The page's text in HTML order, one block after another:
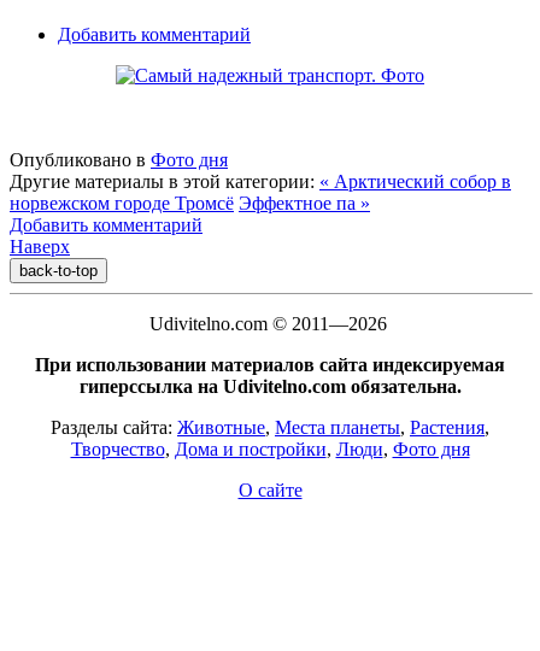
Добавить комментарий
Опубликовано в Фото дня
Другие материалы в этой категории: « Арктический собор в
норвежском городе Тромсё Эффектное па »
Добавить комментарий
Наверх
back-to-top
Udivitelno.com © 2011—2026
При использовании материалов сайта индексируемая
гиперссылка на Udivitelno.com обязательна.
Разделы сайта: Животные, Места планеты, Растения,
Творчество, Дома и постройки, Люди, Фото дня
О сайте